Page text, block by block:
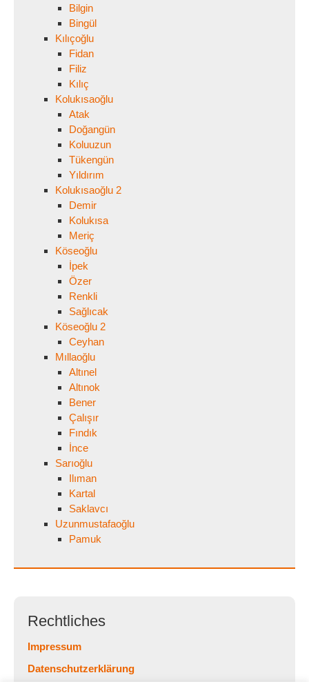
Bilgin
Bingül
Kılıçoğlu
Fidan
Filiz
Kılıç
Kolukısaoğlu
Atak
Doğangün
Koluuzun
Tükengün
Yıldırım
Kolukısaoğlu 2
Demir
Kolukısa
Meriç
Köseoğlu
İpek
Özer
Renkli
Sağlıcak
Köseoğlu 2
Ceyhan
Mıllaoğlu
Altınel
Altınok
Bener
Çalışır
Fındık
İnce
Sarıoğlu
Ilıman
Kartal
Saklavcı
Uzunmustafaoğlu
Pamuk
Rechtliches
Impressum
Datenschutzerklärung